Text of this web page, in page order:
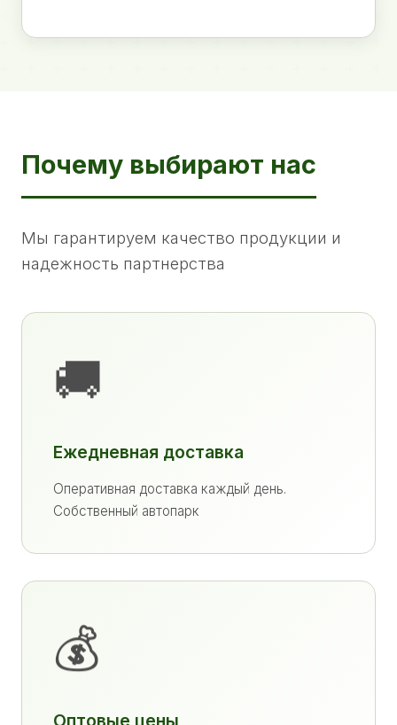
Почему выбирают нас
Мы гарантируем качество продукции и
надежность партнерства
🚚
Ежедневная доставка
Оперативная доставка каждый день.
Собственный автопарк
💰
Оптовые цены